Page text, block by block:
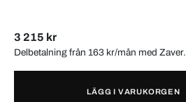
3 215 kr
Delbetalning från 163 kr/mån med Zaver.
LÄGG I VARUKORGEN